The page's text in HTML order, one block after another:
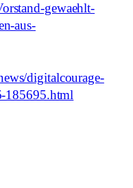
gewaehlt-
aus-
digitalcourage-
185695.html